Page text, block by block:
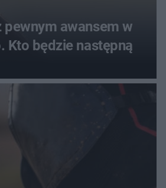
pewnym awansem w
Kto będzie następną